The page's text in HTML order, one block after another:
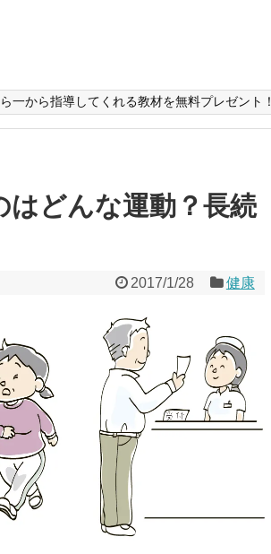
一から指導してくれる教材を無料プレゼント！
はどんな運動？長続
2017/1/28 健康